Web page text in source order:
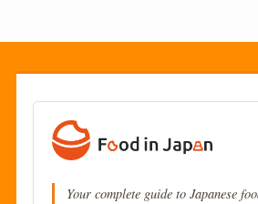
Your complete guide to Japanese